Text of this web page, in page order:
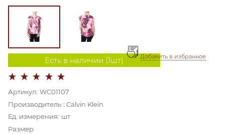
Есть в наличии (1шт) Добавить в избранное
Артикул: WC01107
Производитель : Calvin Klein
Ед. измерения: шт
Размер